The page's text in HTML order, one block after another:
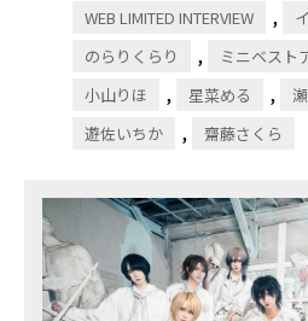
WEB LIMITED INTERVIEW ,
のらりくらり , ミニベスト
小山りほ , 星菜める ,
遊佐いちか , 齋藤さくら